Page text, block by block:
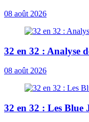
08 août 2026
32 en 32 : Analyse
08 août 2026
32 en 32 : Les Blue